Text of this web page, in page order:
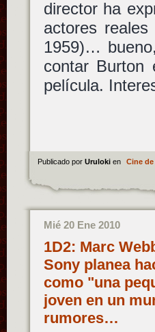
director ha
actores reales
1959)…
contar Burton
película.
Publicado por Uruloki en Cine
Mié 20 Ene 2010
1D2: Marc
Sony planea
como "una
joven en un
rumores…